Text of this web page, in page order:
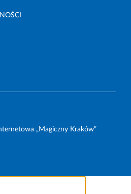
„Magiczny Kraków”